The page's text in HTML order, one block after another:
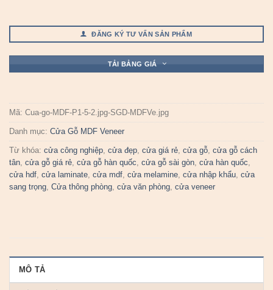
ĐĂNG KÝ TƯ VẤN SẢN PHẨM
TẢI BẢNG GIÁ
Mã: Cua-go-MDF-P1-5-2.jpg-SGD-MDFVe.jpg
Danh mục: Cửa Gỗ MDF Veneer
Từ khóa: cửa công nghiệp, cửa đẹp, cửa giá rẻ, cửa gỗ, cửa gỗ cách
tân, cửa gỗ giá rẻ, cửa gỗ hàn quốc, cửa gỗ sài gòn, cửa hàn quốc,
cửa hdf, cửa laminate, cửa mdf, cửa melamine, cửa nhập khẩu, cửa
sang trọng, Cửa thông phòng, cửa văn phòng, cửa veneer
MÔ TẢ